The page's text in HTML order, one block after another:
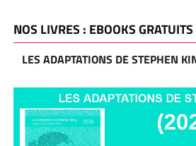
NOS LIVRES : EBOOKS
LES ADAPTATIONS DE STEPHEN